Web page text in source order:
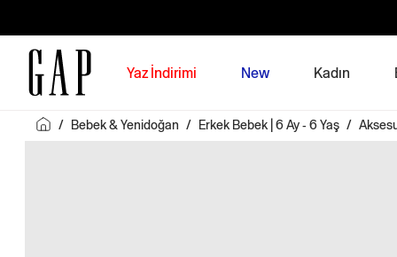
Yaz İndirimi New Kadın
/ Bebek & Yenidoğan / Erkek Bebek | 6 Ay - 6 Yaş /